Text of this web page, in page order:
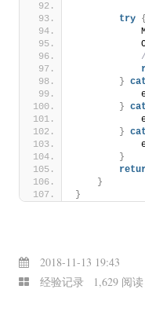
try {
}
}
}
}
}
}
2018-11-13 19:43
经验记录
1,629 阅读